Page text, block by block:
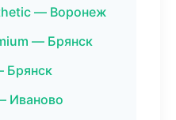
— Воронеж
— Брянск
Брянск
Иваново